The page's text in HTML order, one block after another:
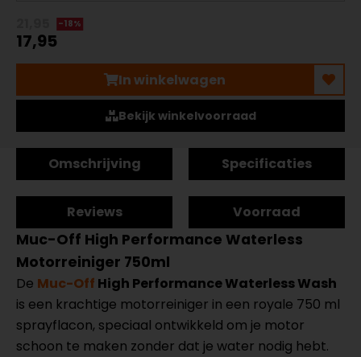
-18%
17,95
In winkelwagen
Bekijk winkelvoorraad
Omschrijving Specificaties
Reviews Voorraad
Muc-Off High Performance Waterless
Motorreiniger 750ml
De Muc-Off High Performance Waterless Wash
is een krachtige motorreiniger in een royale 750 ml
sprayflacon, speciaal ontwikkeld om je motor
schoon te maken zonder dat je water nodig hebt.